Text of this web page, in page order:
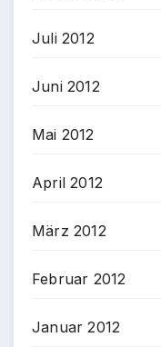
Juli 2012
Juni 2012
Mai 2012
April 2012
März 2012
Februar 2012
Januar 2012